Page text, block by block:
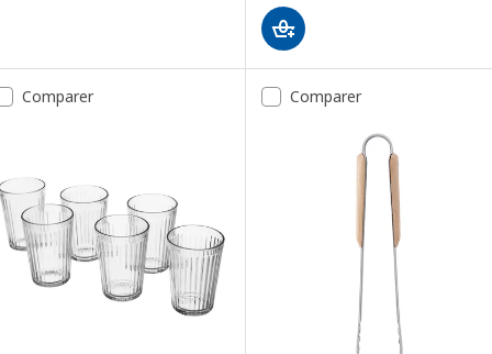
Comparer Comparer